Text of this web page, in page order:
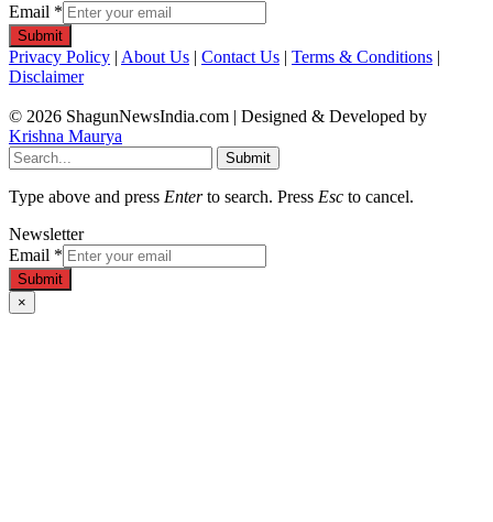
Email *
Submit
Privacy Policy | About Us | Contact Us | Terms & Conditions |
Disclaimer
© 2026 ShagunNewsIndia.com | Designed & Developed by
Krishna Maurya
Submit
Type above and press Enterto search. Press Esc to cancel.
Newsletter
Email *
Submit
×